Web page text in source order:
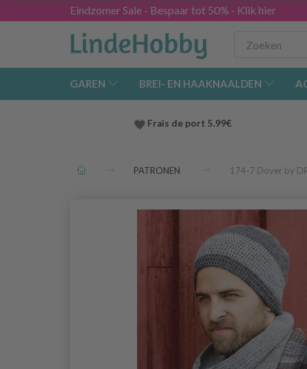
Eindzomer Sale - Bespaar tot 50% - Klik hier
GAREN BREI- EN HAAKNAALDEN
Frais de port 5.99€
PATRONEN 174-7 Dover by